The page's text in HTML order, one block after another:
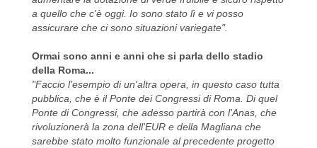
a quello che c'è oggi. Io sono stato lì e vi posso
assicurare che ci sono situazioni variegate".
Ormai sono anni e anni che si parla dello stadio
della Roma...
"Faccio l'esempio di un'altra opera, in questo caso tutta
pubblica, che è il Ponte dei Congressi di Roma. Di quel
Ponte di Congressi, che adesso partirà con l'Anas, che
rivoluzionerà la zona dell'EUR e della Magliana che
sarebbe stato molto funzionale al precedente progetto